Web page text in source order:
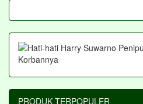
PRODUK TERPOPULER